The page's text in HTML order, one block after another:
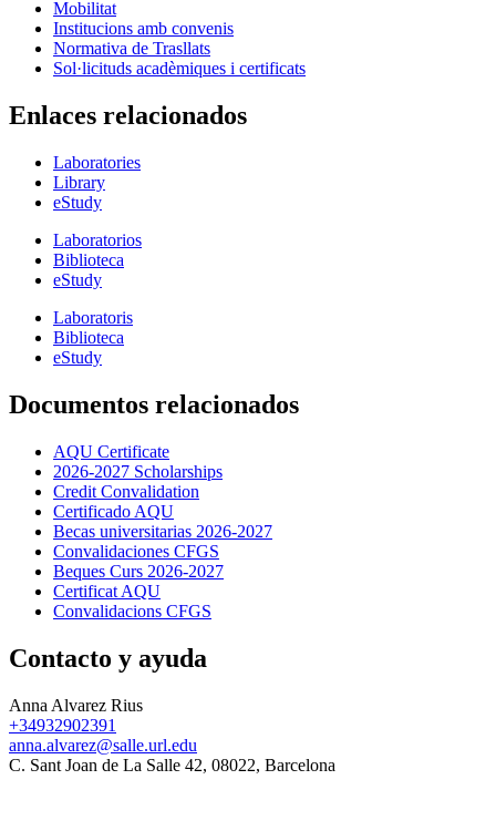
Mobilitat
Institucions amb convenis
Normativa de Trasllats
Sol·licituds acadèmiques i certificats
Enlaces relacionados
Laboratories
Library
eStudy
Laboratorios
Biblioteca
eStudy
Laboratoris
Biblioteca
eStudy
Documentos relacionados
AQU Certificate
2026-2027 Scholarships
Credit Convalidation
Certificado AQU
Becas universitarias 2026-2027
Convalidaciones CFGS
Beques Curs 2026-2027
Certificat AQU
Convalidacions CFGS
Contacto y ayuda
Anna Alvarez Rius
+34932902391
anna.alvarez@salle.url.edu
C. Sant Joan de La Salle 42, 08022, Barcelona